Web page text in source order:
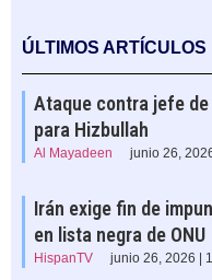
ÚLTIMOS ARTÍCULOS
Ataque contra jefe
para Hizbullah
Al Mayadeen junio 26,
Irán exige fin de
en lista negra de ONU
HispanTV junio 26, 2026 |